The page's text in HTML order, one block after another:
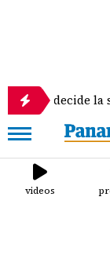
la suerte
videos